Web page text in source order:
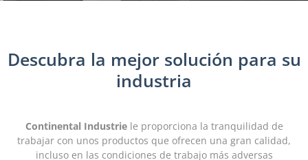
Descubra la mejor solución para su
industria
Continental Industriele proporciona la tranquilidad de
trabajar con unos productos que ofrecen una gran calidad,
incluso en las condiciones de trabajo más adversas